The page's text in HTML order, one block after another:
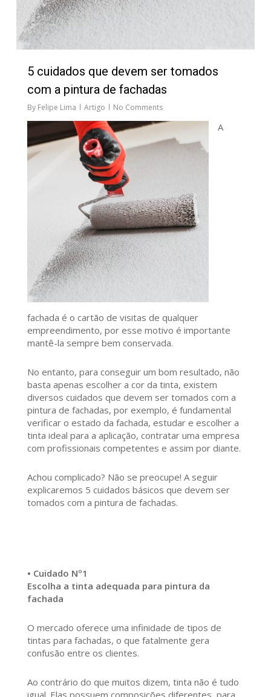
5 cuidados que devem ser tomados
com a pintura de fachadas
By Felipe Lima Artigo No Comments
A
fachada é o cartão de visitas de qualquer
empreendimento, por esse motivo é importante
mantê-la sempre bem conservada.
No entanto, para conseguir um bom resultado, não
basta apenas escolher a cor da tinta, existem
diversos cuidados que devem ser tomados com a
pintura de fachadas, por exemplo, é fundamental
verificar o estado da fachada, estudar e escolher a
tinta ideal para a aplicação, contratar uma empresa
com profissionais competentes e assim por diante.
Achou complicado? Não se preocupe! A seguir
explicaremos 5 cuidados básicos que devem ser
tomados com a pintura de fachadas.
• Cuidado Nº1
Escolha a tinta adequada para pintura da
fachada
O mercado oferece uma infinidade de tipos de
tintas para fachadas, o que fatalmente gera
confusão entre os clientes.
Ao contrário do que muitos dizem, tinta não é tudo